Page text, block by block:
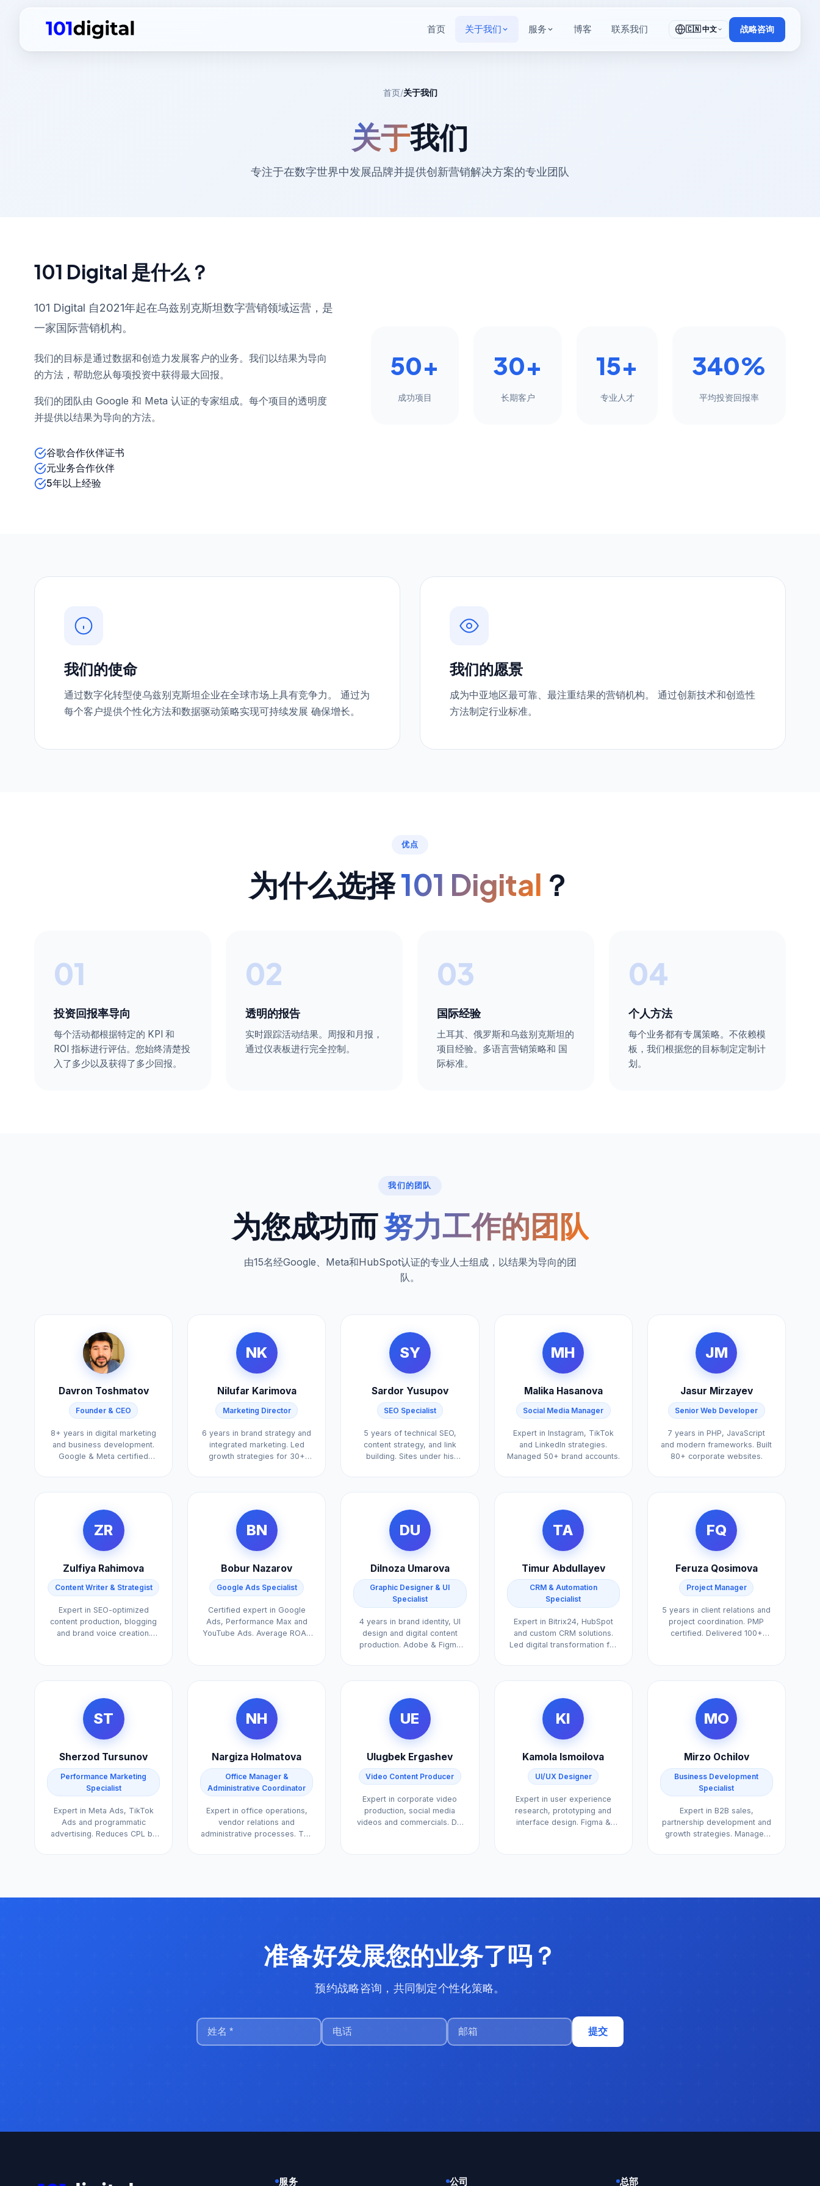
首页 关于我们 服务 博客 联系我们 🇨🇳 中文 战略咨询
首页/关于我们
关于我们
专注于在数字世界中发展品牌并提供创新营销解决方案的专业团队
101 Digital 是什么？
101 Digital 自2021年起在乌兹别克斯坦数字营销领域运营，是
一家国际营销机构。
我们的目标是通过数据和创造力发展客户的业务。我们以结果为导向
的方法，帮助您从每项投资中获得最大回报。
我们的团队由 Google 和 Meta 认证的专家组成。每个项目的透明度
并提供以结果为导向的方法。
谷歌合作伙伴证书
元业务合作伙伴
5年以上经验
50+
成功项目
30+
长期客户
15+
专业人才
340%
平均投资回报率
我们的使命
通过数字化转型使乌兹别克斯坦企业在全球市场上具有竞争力。 通过为
每个客户提供个性化方法和数据驱动策略实现可持续发展 确保增长。
我们的愿景
成为中亚地区最可靠、最注重结果的营销机构。 通过创新技术和创造性
方法制定行业标准。
优点
为什么选择101 Digital ？
01
投资回报率导向
每个活动都根据特定的 KPI 和
ROI 指标进行评估。您始终清楚投
入了多少以及获得了多少回报。
02
透明的报告
实时跟踪活动结果。周报和月报，
通过仪表板进行完全控制。
03
国际经验
土耳其、俄罗斯和乌兹别克斯坦的
项目经验。多语言营销策略和 国
际标准。
04
个人方法
每个业务都有专属策略。不依赖模
板，我们根据您的目标制定定制计
划。
我们的团队
为您成功而努力工作的团队
由15名经Google、Meta和HubSpot认证的专业人士组成，以结果为导向的团
队。
Davron Toshmatov
Founder & CEO
8+ years in digital marketing
and business development.
Google & Meta certified
NK
Nilufar Karimova
Marketing Director
6 years in brand strategy and
integrated marketing. Led
growth strategies for 30+
SY
Sardor Yusupov
SEO Specialist
5 years of technical SEO,
content strategy, and link
building. Sites under his
MH
Malika Hasanova
Social Media Manager
Expert in Instagram, TikTok
and LinkedIn strategies.
Managed 50+ brand accounts.
JM
Jasur Mirzayev
Senior Web Developer
7 years in PHP, JavaScript
and modern frameworks. Built
80+ corporate websites.
ZR
Zulfiya Rahimova
Content Writer & Strategist
Expert in SEO-optimized
content production, blogging
and brand voice creation.
BN
Bobur Nazarov
Google Ads Specialist
Certified expert in Google
Ads, Performance Max and
YouTube Ads. Average ROAS
DU
Dilnoza Umarova
Graphic Designer & UI
Specialist
4 years in brand identity, UI
design and digital content
production. Adobe & Figma
TA
Timur Abdullayev
CRM & Automation
Specialist
Expert in Bitrix24, HubSpot
and custom CRM solutions.
Led digital transformation for
FQ
Feruza Qosimova
Project Manager
5 years in client relations and
project coordination. PMP
certified. Delivered 100+
ST
Sherzod Tursunov
Performance Marketing
Specialist
Expert in Meta Ads, TikTok
Ads and programmatic
advertising. Reduces CPL by
NH
Nargiza Holmatova
Office Manager &
Administrative Coordinator
Expert in office operations,
vendor relations and
administrative processes. The
UE
Ulugbek Ergashev
Video Content Producer
Expert in corporate video
production, social media
videos and commercials. DJI
KI
Kamola Ismoilova
UI/UX Designer
Expert in user experience
research, prototyping and
interface design. Figma &
MO
Mirzo Ochilov
Business Development
Specialist
Expert in B2B sales,
partnership development and
growth strategies. Manages
准备好发展您的业务了吗？
预约战略咨询，共同制定个性化策略。
提交
服务 公司 总部